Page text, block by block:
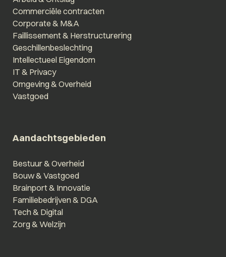
Commerciële contracten
Corporate & M&A
Faillissement & Herstructurering
Geschillenbeslechting
Intellectueel Eigendom
IT & Privacy
Omgeving & Overheid
Vastgoed
Aandachtsgebieden
Bestuur & Overheid
Bouw & Vastgoed
Brainport & Innovatie
Familiebedrijven & DGA
Tech & Digital
Zorg & Welzijn